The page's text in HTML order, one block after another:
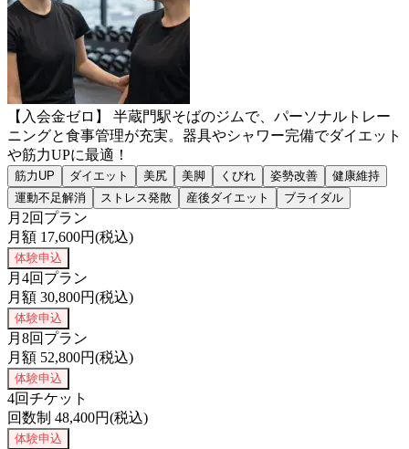
【入会金ゼロ】 半蔵門駅そばのジムで、パーソナルトレー
ニングと食事管理が充実。器具やシャワー完備でダイエット
や筋力UPに最適！
筋力UP ダイエット 美尻 美脚 くびれ 姿勢改善
健康維持
運動不足解消
ストレス発散 産後ダイエット ブライダル
月2回プラン
月額 17,600円(税込)
体験申込
月4回プラン
月額 30,800円(税込)
体験申込
月8回プラン
月額 52,800円(税込)
体験申込
4回チケット
回数制 48,400円(税込)
体験申込